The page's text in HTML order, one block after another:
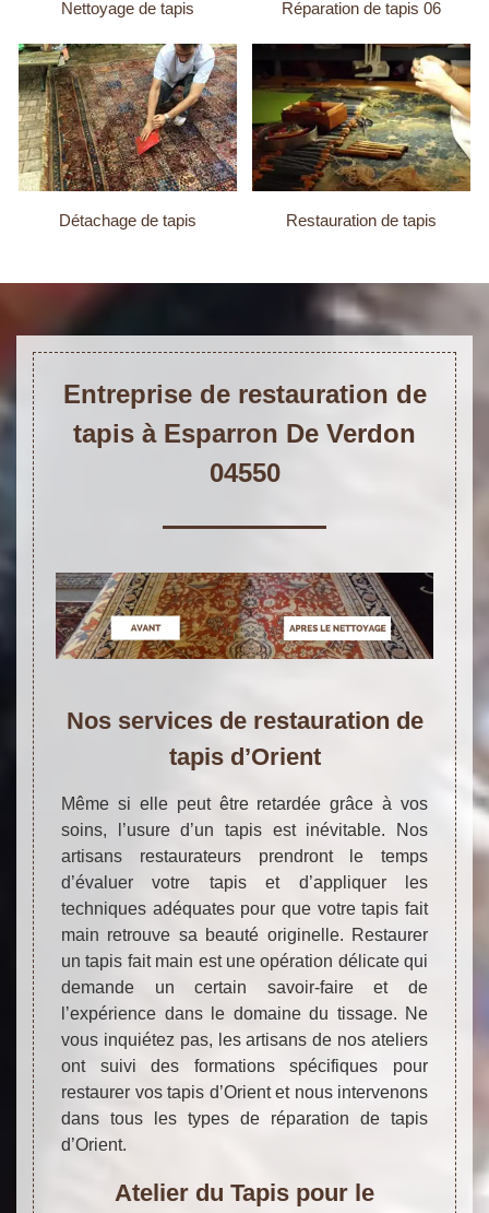
Nettoyage de tapis Réparation de tapis 06
Détachage de tapis Restauration de tapis
Entreprise de restauration de
tapis à Esparron De Verdon
04550
Nos services de restauration de
tapis d’Orient
Même si elle peut être retardée grâce à vos
soins, l’usure d’un tapis est inévitable. Nos
artisans restaurateurs prendront le temps
d’évaluer votre tapis et d’appliquer les
techniques adéquates pour que votre tapis fait
main retrouve sa beauté originelle. Restaurer
un tapis fait main est une opération délicate qui
demande un certain savoir-faire et de
l’expérience dans le domaine du tissage. Ne
vous inquiétez pas, les artisans de nos ateliers
ont suivi des formations spécifiques pour
restaurer vos tapis d’Orient et nous intervenons
dans tous les types de réparation de tapis
d’Orient.
Atelier du Tapis pour le